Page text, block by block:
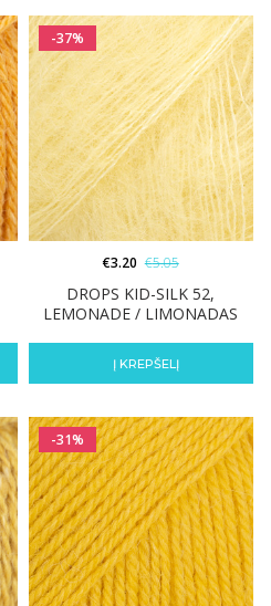
-37%
DROPS KID-SILK 52,
LEMONADE / LIMONADAS
€3.20 €5.05
Į KREPŠELĮ
-31%